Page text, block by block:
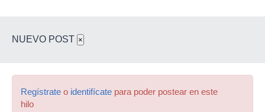
NUEVO POST ×
Regístrate o identifícate para poder postear en este
hilo